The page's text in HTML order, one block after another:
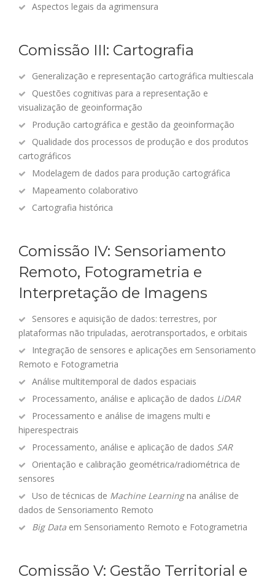
Aspectos legais da agrimensura
Comissão III: Cartografia
Generalização e representação cartográfica multiescala
Questões cognitivas para a representação e
visualização de geoinformação
Produção cartográfica e gestão da geoinformação
Qualidade dos processos de produção e dos produtos
cartográficos
Modelagem de dados para produção cartográfica
Mapeamento colaborativo
Cartografia histórica
Comissão IV: Sensoriamento
Remoto, Fotogrametria e
Interpretação de Imagens
Sensores e aquisição de dados: terrestres, por
plataformas não tripuladas, aerotransportados, e orbitais
Integração de sensores e aplicações em Sensoriamento
Remoto e Fotogrametria
Análise multitemporal de dados espaciais
Processamento, análise e aplicação de dados LiDAR
Processamento e análise de imagens multi e
hiperespectrais
Processamento, análise e aplicação de dados SAR
Orientação e calibração geométrica/radiométrica de
sensores
Uso de técnicas de Machine Learningna análise de
dados de Sensoriamento Remoto
Big Data em Sensoriamento Remoto e Fotogrametria
Comissão V: Gestão Territorial e